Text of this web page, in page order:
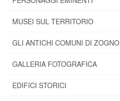
MUSEI SUL TERRITORIO
GLI ANTICHI COMUNI DI ZOGNO
GALLERIA FOTOGRAFICA
EDIFICI STORICI